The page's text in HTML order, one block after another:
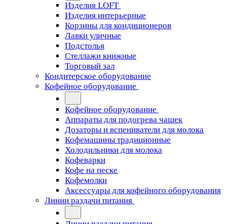
Изделия LOFT
Изделия интерьерные
Корзины для кондиционеров
Лавки уличные
Подстолья
Стеллажи книжные
Торговый зал
Кондитерское оборудование
Кофейное оборудование
Кофейное оборудование
Аппараты для подогрева чашек
Дозаторы и вспениватели для молока
Кофемашины традиционные
Холодильники для молока
Кофеварки
Кофе на песке
Кофемолки
Аксессуары для кофейного оборудования
Линии раздачи питания